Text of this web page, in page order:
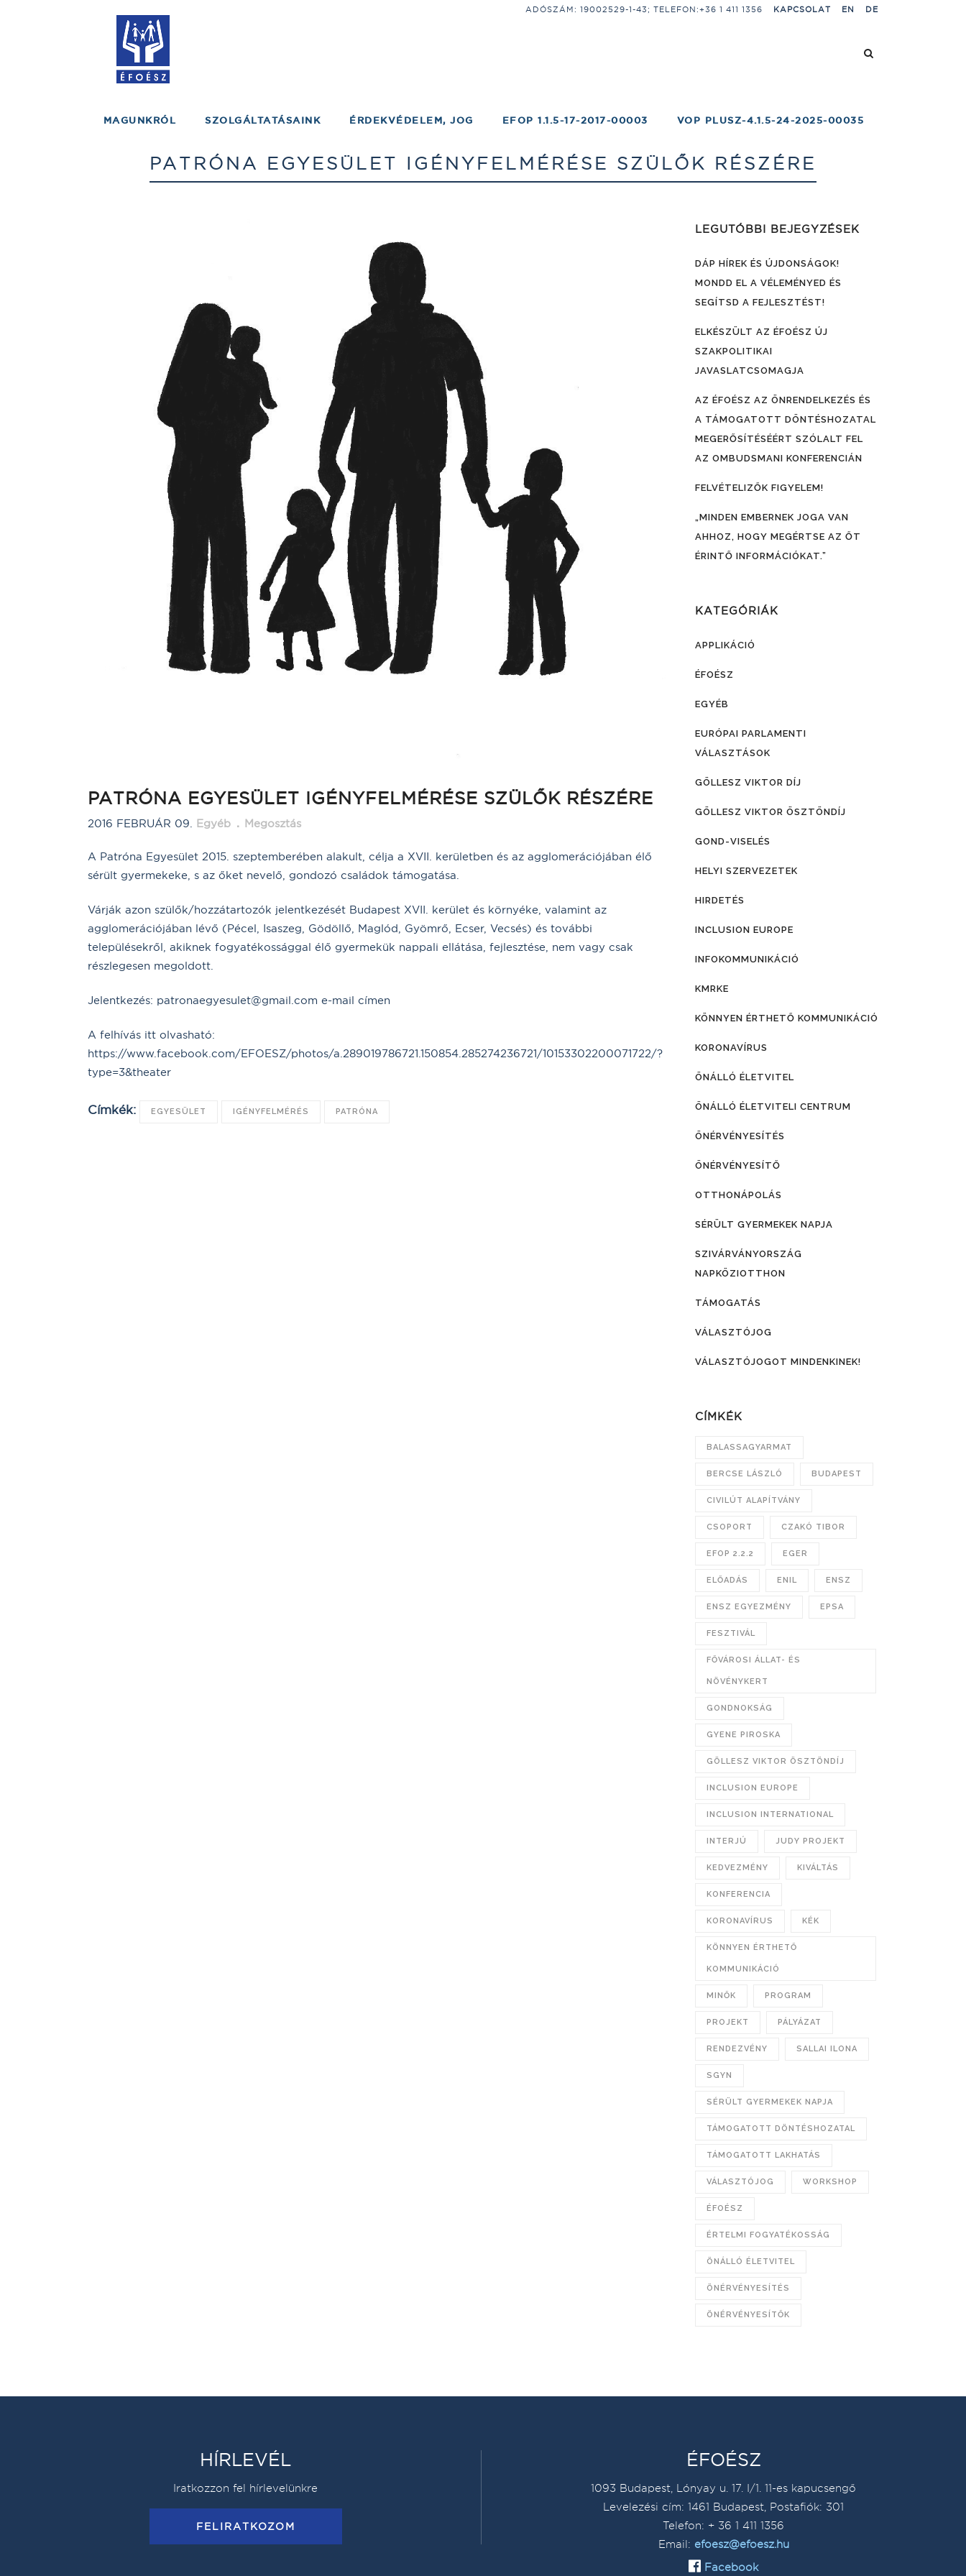
ADÓSZÁM: 19002529-1-43; TELEFON:+36 1 411 1356 KAPCSOLAT EN DE
MAGUNKRÓL SZOLGÁLTATÁSAINK ÉRDEKVÉDELEM, JOG EFOP 1.1.5-17-2017-00003 VOP PLUSZ-4.1.5-24-2025-00035
PATRÓNA EGYESÜLET IGÉNYFELMÉRÉSE SZÜLŐK RÉSZÉRE
PATRÓNA EGYESÜLET IGÉNYFELMÉRÉSE SZÜLŐK RÉSZÉRE
2016 FEBRUÁR 09. Egyéb Megosztás
A Patróna Egyesület 2015. szeptemberében alakult, célja a XVII. kerületben és az agglomerációjában élő
sérült gyermekeke, s az őket nevelő, gondozó családok támogatása.
Várják azon szülők/hozzátartozók jelentkezését Budapest XVII. kerület és környéke, valamint az
agglomerációjában lévő (Pécel, Isaszeg, Gödöllő, Maglód, Gyömrő, Ecser, Vecsés) és további
településekről, akiknek fogyatékossággal élő gyermekük nappali ellátása, fejlesztése, nem vagy csak
részlegesen megoldott.
Jelentkezés: patronaegyesulet@gmail.com e-mail címen
A felhívás itt olvasható:
https://www.facebook.com/EFOESZ/photos/a.289019786721.150854.285274236721/10153302200071722/?
type=3&theater
Címkék: EGYESÜLET IGÉNYFELMÉRÉS PATRÓNA
LEGUTÓBBI BEJEGYZÉSEK
DÁP HÍREK ÉS ÚJDONSÁGOK!
MONDD EL A VÉLEMÉNYED ÉS
SEGÍTSD A FEJLESZTÉST!
ELKÉSZÜLT AZ ÉFOÉSZ ÚJ
SZAKPOLITIKAI
JAVASLATCSOMAGJA
AZ ÉFOÉSZ AZ ÖNRENDELKEZÉS ÉS
A TÁMOGATOTT DÖNTÉSHOZATAL
MEGERŐSÍTÉSÉÉRT SZÓLALT FEL
AZ OMBUDSMANI KONFERENCIÁN
FELVÉTELIZŐK FIGYELEM!
„MINDEN EMBERNEK JOGA VAN
AHHOZ, HOGY MEGÉRTSE AZ ŐT
ÉRINTŐ INFORMÁCIÓKAT.”
KATEGÓRIÁK
APPLIKÁCIÓ
ÉFOÉSZ
EGYÉB
EURÓPAI PARLAMENTI
VÁLASZTÁSOK
GÖLLESZ VIKTOR DÍJ
GÖLLESZ VIKTOR ÖSZTÖNDÍJ
GOND-VISELÉS
HELYI SZERVEZETEK
HIRDETÉS
INCLUSION EUROPE
INFOKOMMUNIKÁCIÓ
KMRKE
KÖNNYEN ÉRTHETŐ KOMMUNIKÁCIÓ
KORONAVÍRUS
ÖNÁLLÓ ÉLETVITEL
ÖNÁLLÓ ÉLETVITELI CENTRUM
ÖNÉRVÉNYESÍTÉS
ÖNÉRVÉNYESÍTŐ
OTTHONÁPOLÁS
SÉRÜLT GYERMEKEK NAPJA
SZIVÁRVÁNYORSZÁG
NAPKÖZIOTTHON
TÁMOGATÁS
VÁLASZTÓJOG
VÁLASZTÓJOGOT MINDENKINEK!
CÍMKÉK
BALASSAGYARMAT
BERCSE LÁSZLÓ BUDAPEST
CIVILÚT ALAPÍTVÁNY
CSOPORT CZAKÓ TIBOR
EFOP 2.2.2 EGER
ELŐADÁS ENIL ENSZ
ENSZ EGYEZMÉNY EPSA
FESZTIVÁL
FŐVÁROSI ÁLLAT- ÉS
NÖVÉNYKERT
GONDNOKSÁG
GYENE PIROSKA
GÖLLESZ VIKTOR ÖSZTÖNDÍJ
INCLUSION EUROPE
INCLUSION INTERNATIONAL
INTERJÚ JUDY PROJEKT
KEDVEZMÉNY KIVÁLTÁS
KONFERENCIA
KORONAVÍRUS KÉK
KÖNNYEN ÉRTHETŐ
KOMMUNIKÁCIÓ
MINŐK PROGRAM
PROJEKT PÁLYÁZAT
RENDEZVÉNY SALLAI ILONA
SGYN
SÉRÜLT GYERMEKEK NAPJA
TÁMOGATOTT DÖNTÉSHOZATAL
TÁMOGATOTT LAKHATÁS
VÁLASZTÓJOG WORKSHOP
ÉFOÉSZ
ÉRTELMI FOGYATÉKOSSÁG
ÖNÁLLÓ ÉLETVITEL
ÖNÉRVÉNYESÍTÉS
ÖNÉRVÉNYESÍTŐK
HÍRLEVÉL
Iratkozzon fel hírlevelünkre
FELIRATKOZOM
ÉFOÉSZ
1093 Budapest, Lónyay u. 17. I/1. 11-es kapucsengő
Levelezési cím: 1461 Budapest, Postafiók: 301
Telefon: + 36 1 411 1356
Email: efoesz@efoesz.hu
Facebook